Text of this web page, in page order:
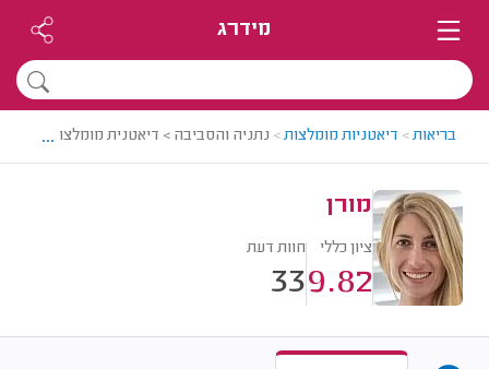
מידרג
בריאות> דיאטניות מומלצות> נתניה והסביבה > דיאטנית מומלצת - מורן
...
מורן
ציון כללי
9.82
חוות דעת
33